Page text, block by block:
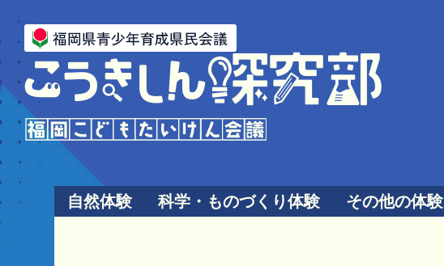
自然体験 科学・ものづくり体験 その他の体験